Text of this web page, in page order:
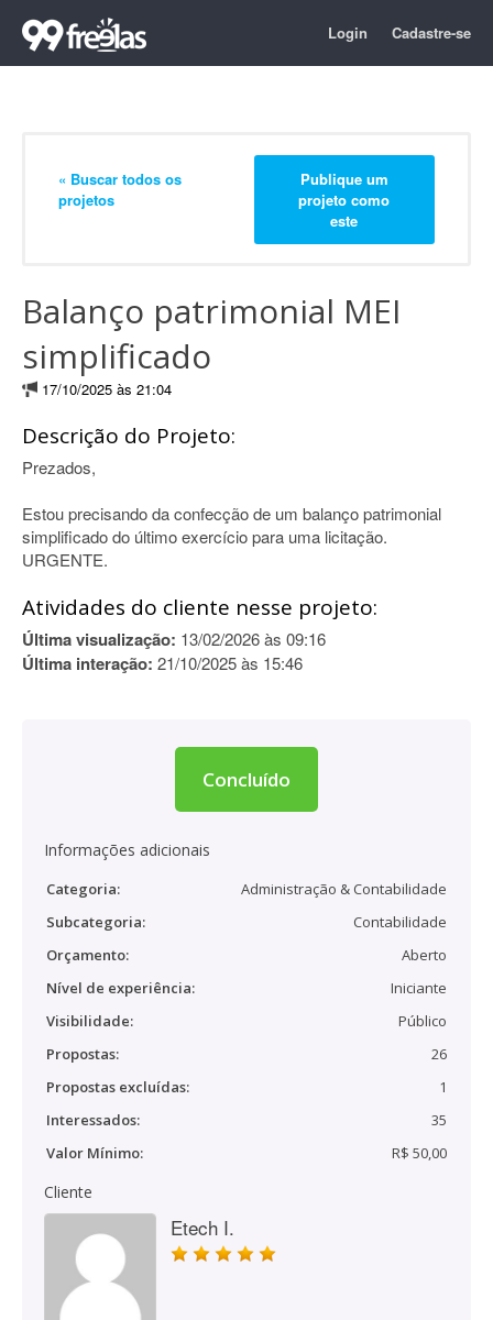
Login Cadastre-se
« Buscar todos os
projetos
Publique um
projeto como
este
Balanço patrimonial MEI
simplificado
17/10/2025 às 21:04
Descrição do Projeto:
Prezados,
Estou precisando da confecção de um balanço patrimonial
simplificado do último exercício para uma licitação.
URGENTE.
Atividades do cliente nesse projeto:
Última visualização: 13/02/2026 às 09:16
Última interação: 21/10/2025 às 15:46
Concluído
Informações adicionais
Categoria:
Administração & Contabilidade
Subcategoria:
Contabilidade
Orçamento:
Aberto
Nível de experiência:
Iniciante
Visibilidade:
Público
Propostas:
26
Propostas excluídas:
1
Interessados:
35
Valor Mínimo:
R$ 50,00
Cliente
Etech I.